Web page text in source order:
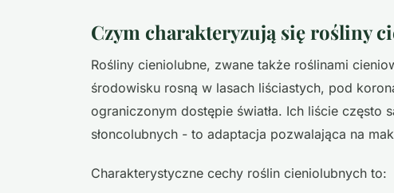
Czym charakteryzują się rośliny
Rośliny cieniolubne, zwane także roślinami
środowisku rosną w lasach liściastych, pod
ograniczonym dostępie światła. Ich liście często
słoncolubnych - to adaptacja pozwalająca na
Charakterystyczne cechy roślin cieniolubnych to: